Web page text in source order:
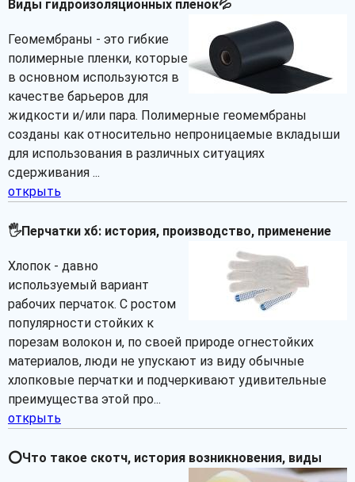
Виды гидроизоляционных пленок💦
Геомембраны - это гибкие
полимерные пленки, которые
в основном используются в
качестве барьеров для
жидкости и/или пара. Полимерные геомембраны
созданы как относительно непроницаемые вкладыши
для использования в различных ситуациях
сдерживания ...
открыть
🖐Перчатки хб: история, производство, применение
Хлопок - давно
используемый вариант
рабочих перчаток. С ростом
популярности стойких к
порезам волокон и, по своей природе огнестойких
материалов, люди не упускают из виду обычные
хлопковые перчатки и подчеркивают удивительные
преимущества этой про...
открыть
⭕Что такое скотч, история возникновения, виды